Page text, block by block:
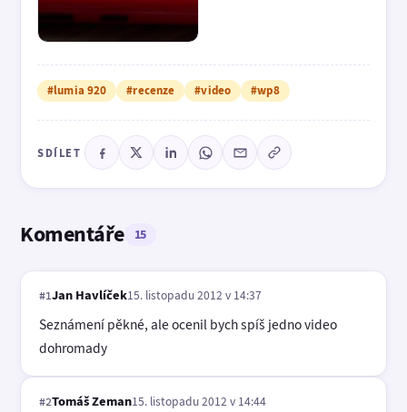
#lumia 920 #recenze #video #wp8
SDÍLET
Komentáře 15
#1Jan Havlíček15. listopadu 2012 v 14:37
Seznámení pěkné, ale ocenil bych spíš jedno video
dohromady
#2Tomáš Zeman15. listopadu 2012 v 14:44